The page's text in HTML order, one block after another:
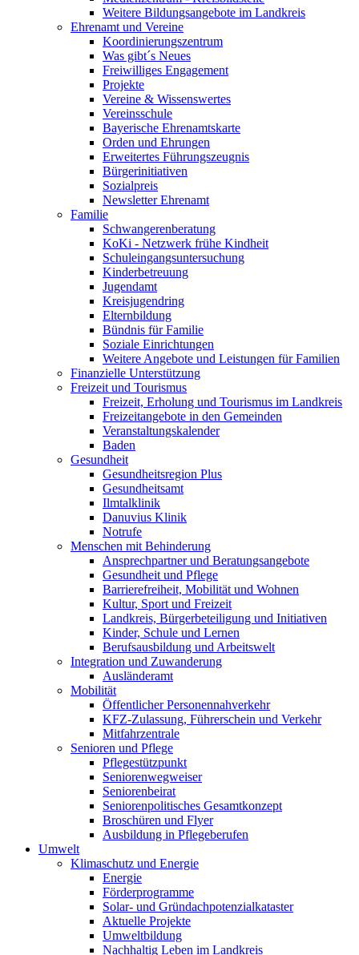
Weitere Bildungsangebote im Landkreis
Ehrenamt und Vereine
Koordinierungszentrum
Was gibt´s Neues
Freiwilliges Engagement
Projekte
Vereine & Wissenswertes
Vereinsschule
Bayerische Ehrenamtskarte
Orden und Ehrungen
Erweitertes Führungszeugnis
Bürgerinitiativen
Sozialpreis
Newsletter Ehrenamt
Familie
Schwangerenberatung
KoKi - Netzwerk frühe Kindheit
Schuleingangsuntersuchung
Kinderbetreuung
Jugendamt
Kreisjugendring
Elternbildung
Bündnis für Familie
Soziale Einrichtungen
Weitere Angebote und Leistungen für Familien
Finanzielle Unterstützung
Freizeit und Tourismus
Freizeit, Erholung und Tourismus im Landkreis
Freizeitangebote in den Gemeinden
Veranstaltungskalender
Baden
Gesundheit
Gesundheitsregion Plus
Gesundheitsamt
Ilmtalklinik
Danuvius Klinik
Notrufe
Menschen mit Behinderung
Ansprechpartner und Beratungsangebote
Gesundheit und Pflege
Barrierefreiheit, Mobilität und Wohnen
Kultur, Sport und Freizeit
Landkreis, Bürgerbeteiligung und Initiativen
Kinder, Schule und Lernen
Berufsausbildung und Arbeitswelt
Integration und Zuwanderung
Ausländeramt
Mobilität
Öffentlicher Personennahverkehr
KFZ-Zulassung, Führerschein und Verkehr
Mitfahrzentrale
Senioren und Pflege
Pflegestützpunkt
Seniorenwegweiser
Seniorenbeirat
Seniorenpolitisches Gesamtkonzept
Broschüren und Flyer
Ausbildung in Pflegeberufen
Umwelt
Klimaschutz und Energie
Energie
Förderprogramme
Solar- und Gründachpotenzialkataster
Aktuelle Projekte
Umweltbildung
Nachhaltig Leben im Landkreis